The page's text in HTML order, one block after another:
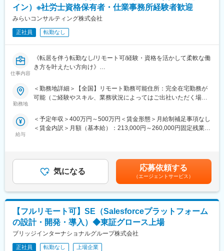
・大型＆新規プロジェクトに携わりたい方
・社会貢献の高い仕事がしたい方
・会社や事業を共につくりあげていきたい方
・専門特化するのではなく、幅広くチャレンジしたい方
＜業務特徴＞
・プライム案件多数
・要件定義からテスト、運用まで一気通貫で支援
【製造業向け製品に関する法規DX化支援】
法律違反の削減と効率化のために製品に関する法規情報のDXを推
ック自動化システムの構築を支援。
・配車アルゴリズムのPoC開発
・Copilotの構築支援
い、顧客先での技術の内製化も支援します。
クラウド：Microsoft Azure（App Service, Blob Storage,
Functions, Azure OpenAI, Cognitive Services）
データベース：Azure Cosmos DB / PostgreSQL
インフラ構成管理：Terraform, Azure CLI
開発ツール：GitHub, Notion, Figma, Cursor, VSCode
イン）※社労士資格保有者・仕業事務所経験者歓迎
みらいコンサルティング株式会社
正社員 転勤なし
仕事内容
《転居を伴う転勤なし/リモート可/経験・資格を活かして柔軟な働
き方を叶えたい方向け》
■業務内容：
・主に労働法にかかわるお客さまからの問い合わせに対し、電話
やメール、WEB会議などで対応していただきます。
■在宅勤務について：
の勤務も可能ですので、お気軽にご希望をお聞かせください。
※完全在宅での勤務は試用期間満了後となりますが、家庭都合によ
る在宅勤務の調整可能です。
■みらいコンサルティングのHRソリューション：
人事制度改革、人事業務改善、労務コンプライアンス、組織風土
改革・意識改革コンサルティング、企業再生・事業再編における
人事コンサルティング等、「ヒト」にかかわるあらゆる経営課
題・業務課題について、最善の解決策を提示し、企業の真の成長
をサポートしています。
勤務地
＜勤務地詳細＞【全国】リモート勤務可能住所：完全在宅勤務が
可能（ご経験やスキル、業務状況によってはご出社いただく場合
定める事業所（リモートワーク含む）
給与
＜予定年収＞400万円～500万円＜賃金形態＞月給制補足事項なし
＜賃金内訳＞月額（基本給）：213,000円～260,000円固定残業手
＞※給与には30時間分の固定残業代を含む/超過分は全額支給※経
験・能力など考慮の上、決定いたします。■昇給：年1回■賞与：
年2回（2ヶ月×2回）賃金はあくまでも目安の金額であり、選考を
通じて上下する可能性があります。月給(月額)は固定手当を含めた
表記です。
気になる 応募依頼する
（エージェントサービス）
【フルリモート可】SE（Salesforceプラットフォーム
の設計・開発・導入）◆東証グロース上場
ブリッジインターナショナルグループ株式会社
正社員 転勤なし 上場企業